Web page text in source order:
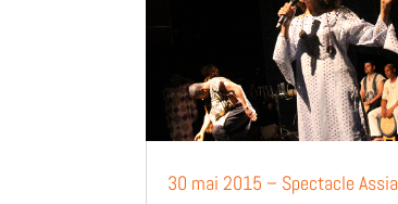
30 mai 2015 – Spectacle Assia